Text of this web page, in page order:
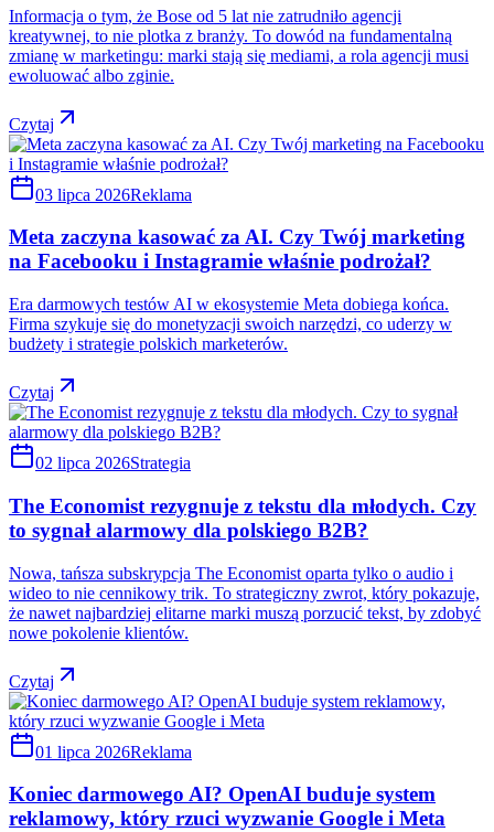
Informacja o tym, że Bose od 5 lat nie zatrudniło agencji
kreatywnej, to nie plotka z branży. To dowód na fundamentalną
zmianę w marketingu: marki stają się mediami, a rola agencji musi
ewoluować albo zginie.
Czytaj
03 lipca 2026Reklama
Meta zaczyna kasować za AI. Czy Twój marketing
na Facebooku i Instagramie właśnie podrożał?
Era darmowych testów AI w ekosystemie Meta dobiega końca.
Firma szykuje się do monetyzacji swoich narzędzi, co uderzy w
budżety i strategie polskich marketerów.
Czytaj
02 lipca 2026Strategia
The Economist rezygnuje z tekstu dla młodych. Czy
to sygnał alarmowy dla polskiego B2B?
Nowa, tańsza subskrypcja The Economist oparta tylko o audio i
wideo to nie cennikowy trik. To strategiczny zwrot, który pokazuje,
że nawet najbardziej elitarne marki muszą porzucić tekst, by zdobyć
nowe pokolenie klientów.
Czytaj
01 lipca 2026Reklama
Koniec darmowego AI? OpenAI buduje system
reklamowy, który rzuci wyzwanie Google i Meta